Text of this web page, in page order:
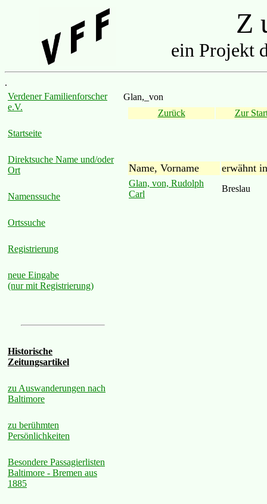
Z
ein Projekt
.
Verdener Familienforscher
e.V.
Startseite
Direktsuche Name und/oder
Ort
Namenssuche
Ortssuche
Registrierung
neue Eingabe
(nur mit Registrierung)
Historische
Zeitungsartikel
zu Auswanderungen nach
Baltimore
zu berühmten
Persönlichkeiten
Besondere Passagierlisten
Baltimore - Bremen aus
1885
Glan,_von
Zurück
Zur
Name, Vorname erwähnt in
Glan, von, Rudolph
Carl
Breslau